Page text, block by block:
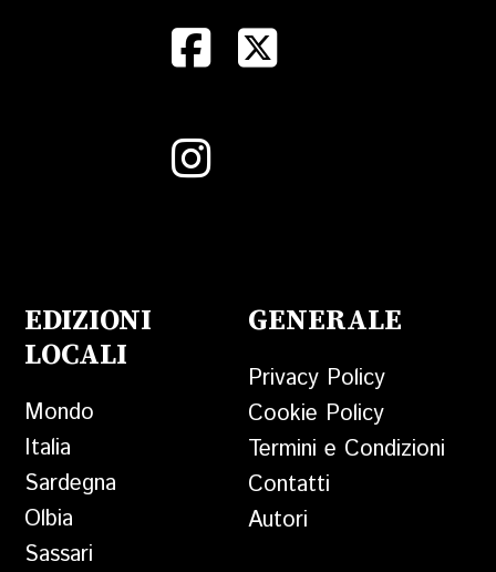
EDIZIONI
LOCALI
Mondo
Italia
Sardegna
Olbia
Sassari
GENERALE
Privacy Policy
Cookie Policy
Termini e Condizioni
Contatti
Autori